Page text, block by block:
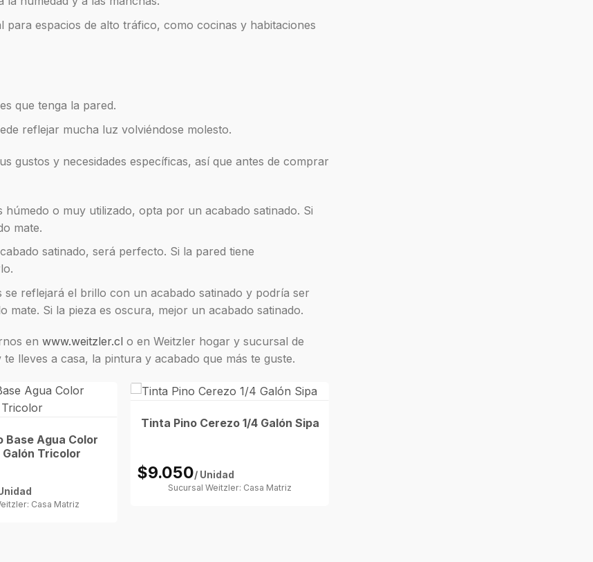
para espacios de alto tráfico, como cocinas y habitaciones
que tenga la pared.
reflejar mucha luz volviéndose molesto.
gustos y necesidades específicas, así que antes de comprar
o muy utilizado, opta por un acabado satinado. Si
mate.
satinado, será perfecto. Si la pared tiene
reflejará el brillo con un acabado satinado y podría ser
Si la pieza es oscura, mejor un acabado satinado.
en www.weitzler.cl o en Weitzler hogar y sucursal de
lleves a casa, la pintura y acabado que más te guste.
Base Agua Color
Galón Tricolor
Casa Matriz
Tinta Pino Cerezo 1/4 Galón Sipa
$9.050/ Unidad
Sucursal Weitzler: Casa Matriz